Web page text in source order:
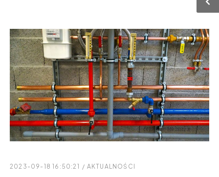
2023-09-18 16:50:21 / AKTUALNOŚCI